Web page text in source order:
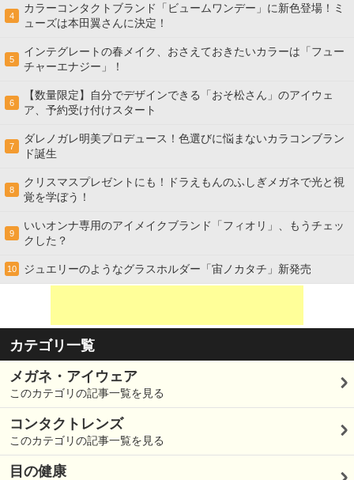
4
カラーコンタクトブランド「ビュームワンデー」に新色登場！ミ
ューズは本田翼さんに決定！
5
インテグレートの春メイク、おさえておきたいカラーは「フュー
チャーエナジー」！
6
【数量限定】自分でデザインできる「おそ松さん」のアイウェ
ア、予約受け付けスタート
7
ダレノガレ明美プロデュース！色選びに悩まないカラコンブラン
ド誕生
8
クリスマスプレゼントにも！ドラえもんのふしぎメガネで光と視
覚を学ぼう！
9
いいオンナ専用のアイメイクブランド「フィオリ」、もうチェッ
クした？
10 ジュエリーのようなグラスホルダー「宙ノカタチ」新発売
カテゴリ一覧
メガネ・アイウェア
このカテゴリの記事一覧を見る
コンタクトレンズ
このカテゴリの記事一覧を見る
目の健康